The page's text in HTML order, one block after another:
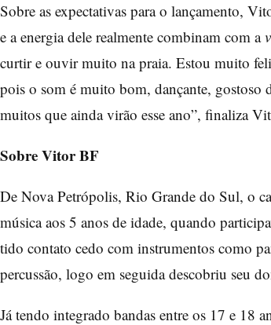
Sobre as expectativas para o lançamento,
e a energia dele realmente combinam com a
curtir e ouvir muito na praia. Estou muito
pois o som é muito bom, dançante,
muitos que ainda virão esse ano”, finaliza
Sobre Vitor BF
De Nova Petrópolis, Rio Grande do Sul, o
música aos 5 anos de idade, quando
tido contato cedo com instrumentos como
percussão, logo em seguida descobriu seu
Já tendo integrado bandas entre os 17 e 18